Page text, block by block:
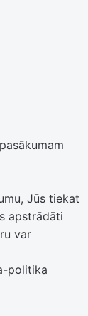
Jūs tiekat
apstrādāti
var
politika